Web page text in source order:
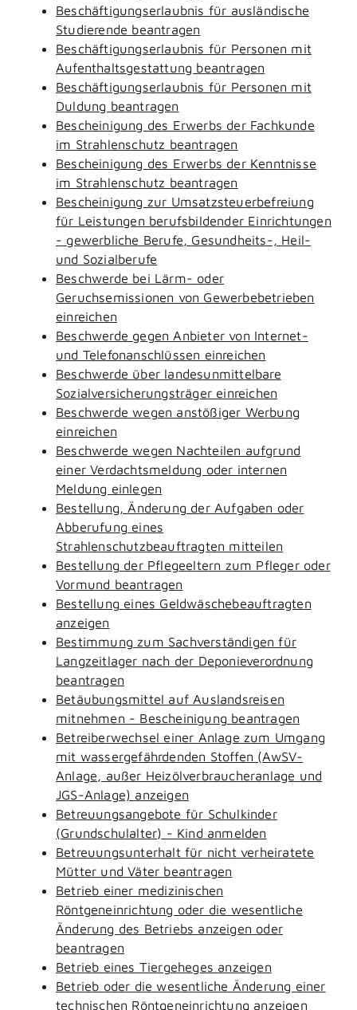
Beschäftigungserlaubnis für ausländische
Studierende beantragen
Beschäftigungserlaubnis für Personen mit
Aufenthaltsgestattung beantragen
Beschäftigungserlaubnis für Personen mit
Duldung beantragen
Bescheinigung des Erwerbs der Fachkunde
im Strahlenschutz beantragen
Bescheinigung des Erwerbs der Kenntnisse
im Strahlenschutz beantragen
Bescheinigung zur Umsatzsteuerbefreiung
für Leistungen berufsbildender Einrichtungen
- gewerbliche Berufe, Gesundheits-, Heil-
und Sozialberufe
Beschwerde bei Lärm- oder
Geruchsemissionen von Gewerbebetrieben
einreichen
Beschwerde gegen Anbieter von Internet-
und Telefonanschlüssen einreichen
Beschwerde über landesunmittelbare
Sozialversicherungsträger einreichen
Beschwerde wegen anstößiger Werbung
einreichen
Beschwerde wegen Nachteilen aufgrund
einer Verdachtsmeldung oder internen
Meldung einlegen
Bestellung, Änderung der Aufgaben oder
Abberufung eines
Strahlenschutzbeauftragten mitteilen
Bestellung der Pflegeeltern zum Pfleger oder
Vormund beantragen
Bestellung eines Geldwäschebeauftragten
anzeigen
Bestimmung zum Sachverständigen für
Langzeitlager nach der Deponieverordnung
beantragen
Betäubungsmittel auf Auslandsreisen
mitnehmen - Bescheinigung beantragen
Betreiberwechsel einer Anlage zum Umgang
mit wassergefährdenden Stoffen (AwSV-
Anlage, außer Heizölverbraucheranlage und
JGS-Anlage) anzeigen
Betreuungsangebote für Schulkinder
(Grundschulalter) - Kind anmelden
Betreuungsunterhalt für nicht verheiratete
Mütter und Väter beantragen
Betrieb einer medizinischen
Röntgeneinrichtung oder die wesentliche
Änderung des Betriebs anzeigen oder
beantragen
Betrieb eines Tiergeheges anzeigen
Betrieb oder die wesentliche Änderung einer
technischen Röntgeneinrichtung anzeigen